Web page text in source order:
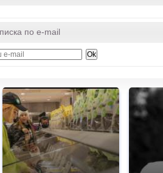
по e-mail